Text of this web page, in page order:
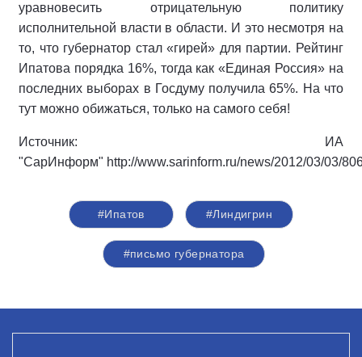
уравновесить отрицательную политику
исполнительной власти в области. И это несмотря на
то, что губернатор стал «гирей» для партии. Рейтинг
Ипатова порядка 16%, тогда как «Единая Россия» на
последних выборах в Госдуму получила 65%. На что
тут можно обижаться, только на самого себя!
Источник: ИА
"СарИнформ" http://www.sarinform.ru/news/2012/03/03/
#Ипатов #Линдигрин
#письмо губернатора